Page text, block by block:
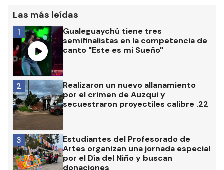
Las más leídas
Gualeguaychú tiene tres
semifinalistas en la competencia de
canto "Este es mi Sueño"
1
Realizaron un nuevo allanamiento
por el crimen de Auzqui y
secuestraron proyectiles calibre .22
2
Estudiantes del Profesorado de
Artes organizan una jornada especial
por el Día del Niño y buscan
donaciones
3